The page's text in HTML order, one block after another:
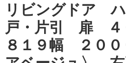
リビングドア
戸・片引 扉 ４
８１９幅 ２０